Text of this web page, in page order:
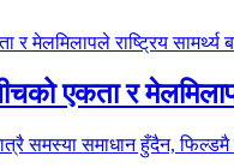
एकता र